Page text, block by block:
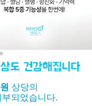
상당의
되었습니다.